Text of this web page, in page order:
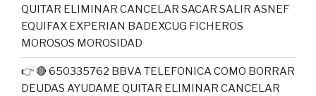
QUITAR ELIMINAR CANCELAR SACAR SALIR ASNEF
EQUIFAX EXPERIAN BADEXCUG FICHEROS
MOROSOS MOROSIDAD
👉 🔴 650335762 BBVA TELEFONICA COMO BORRAR
DEUDAS AYUDAME QUITAR ELIMINAR CANCELAR